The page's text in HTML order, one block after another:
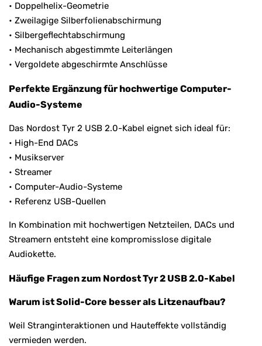
• Doppelhelix-Geometrie
• Zweilagige Silberfolienabschirmung
• Silbergeflechtabschirmung
• Mechanisch abgestimmte Leiterlängen
• Vergoldete abgeschirmte Anschlüsse
Perfekte Ergänzung für hochwertige Computer-
Audio-Systeme
Das Nordost Tyr 2 USB 2.0-Kabel eignet sich ideal für:
• High-End DACs
• Musikserver
• Streamer
• Computer-Audio-Systeme
• Referenz USB-Quellen
In Kombination mit hochwertigen Netzteilen, DACs und
Streamern entsteht eine kompromisslose digitale
Audiokette.
Häufige Fragen zum Nordost Tyr 2 USB 2.0-Kabel
Warum ist Solid-Core besser als Litzenaufbau?
Weil Stranginteraktionen und Hauteffekte vollständig
vermieden werden.